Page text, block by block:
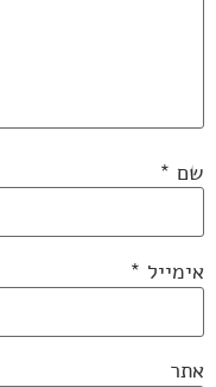
שם *
אימייל *
אתר